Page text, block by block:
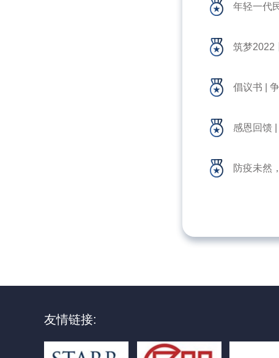
年轻一代
筑梦2022
倡议书 |
感恩回馈
防疫未然
友情链接: